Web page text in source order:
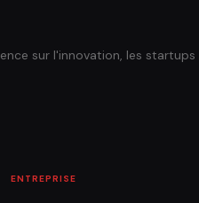
sur l'innovation, les startups
ENTREPRISE